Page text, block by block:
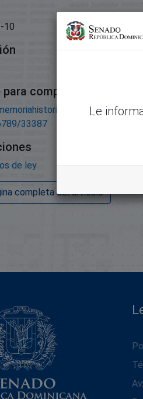
10
para compartir este
33387
de ley
completa del artículo
Le